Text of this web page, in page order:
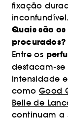
fixação
inconfundível.
Quais são
procurados?
Entre os
destacam-
intensidade
como Good
Belle de
continuam a